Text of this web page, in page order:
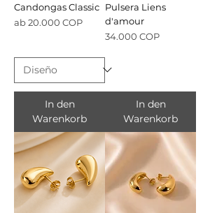
Candongas Classic
ab20.000 COP
Sale-Preis
In den
Warenkorb
Pulsera Liens
d'amour
Preis
34.000 COP
In den
Warenkorb